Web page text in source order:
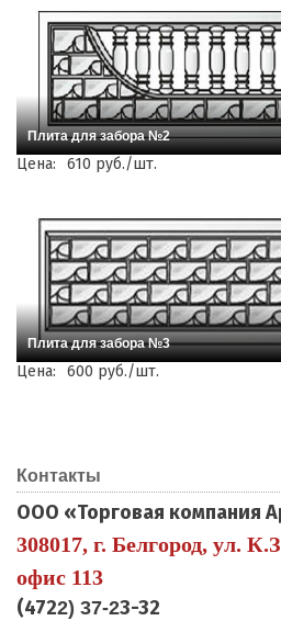
Плита для забора №2
Цена: 610 руб./шт.
Плита для забора №3
Цена: 600 руб./шт.
Контакты
ООО «Торговая компания
308017, г. Белгород, ул.
офис 113
(4722) 37-23-32